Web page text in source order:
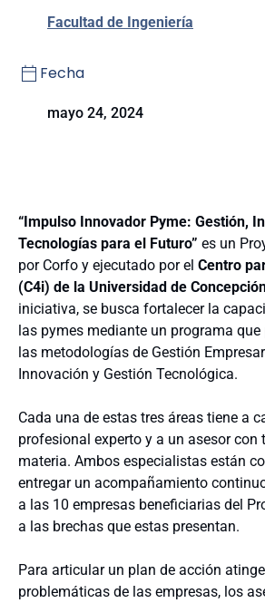
Facultad de Ingeniería
Fecha
mayo 24, 2024
“Impulso Innovador Pyme: Gestión,
Tecnologías para el Futuro” es un
por Corfo y ejecutado por el Centro
(C4i) de la Universidad de
iniciativa, se busca fortalecer la
las pymes mediante un programa
las metodologías de Gestión
Innovación y Gestión Tecnológica.
Cada una de estas tres áreas tiene a
profesional experto y a un asesor con
materia. Ambos especialistas están
entregar un acompañamiento
a las 10 empresas beneficiarias del
a las brechas que estas presentan.
Para articular un plan de acción
problemáticas de las empresas, los